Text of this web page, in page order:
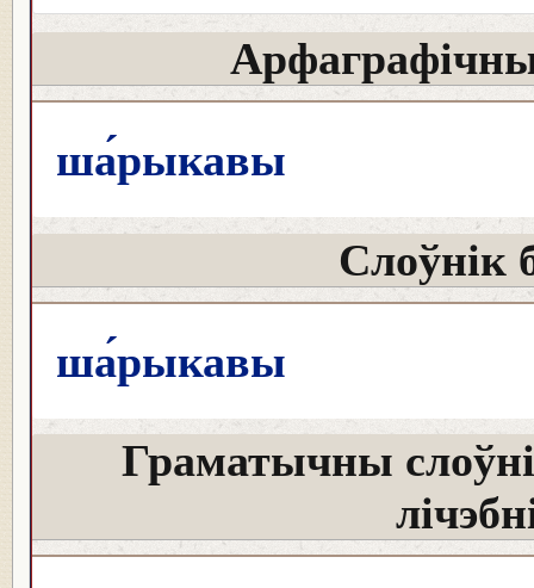
ша́рыкавы
Слоўнік
ша́рыкавы
Граматычны